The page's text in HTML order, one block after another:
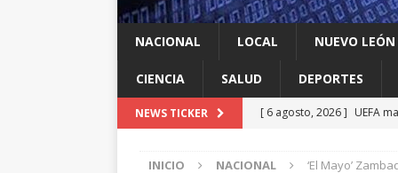
NACIONAL LOCAL NUEVO LEÓN
CIENCIA SALUD DEPORTES
NEWS TICKER [ 6 agosto, 2026 ] UEFA
INICIO NACIONAL
‘El Mayo’